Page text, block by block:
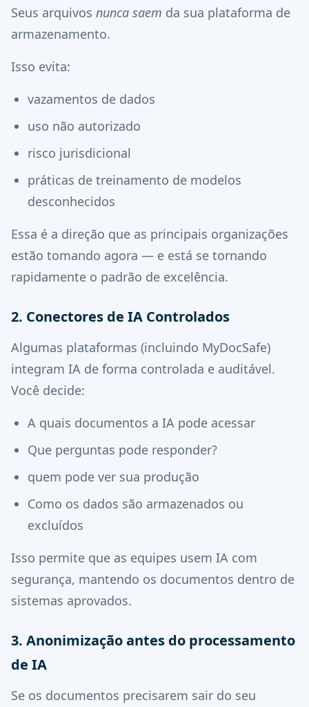
Seus arquivos nunca saem da sua plataforma de
armazenamento.
Isso evita:
vazamentos de dados
uso não autorizado
risco jurisdicional
práticas de treinamento de modelos
desconhecidos
Essa é a direção que as principais organizações
estão tomando agora — e está se tornando
rapidamente o padrão de excelência.
2. Conectores de IA Controlados
Algumas plataformas (incluindo MyDocSafe)
integram IA de forma controlada e auditável.
Você decide:
A quais documentos a IA pode acessar
Que perguntas pode responder?
quem pode ver sua produção
Como os dados são armazenados ou
excluídos
Isso permite que as equipes usem IA com
segurança, mantendo os documentos dentro de
sistemas aprovados.
3. Anonimização antes do processamento
de IA
Se os documentos precisarem sair do seu